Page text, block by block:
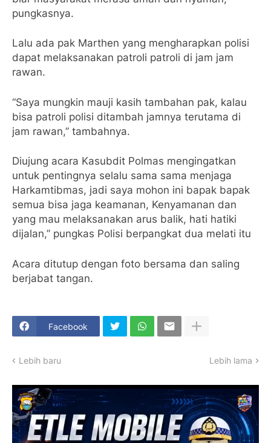
pungkasnya.
Lalu ada pak Marthen yang mengharapkan polisi
dapat melaksanakan patroli patroli di jam jam
rawan.
“Saya mungkin mauji kasih tambahan pak, kalau
bisa patroli polisi ditambah jamnya terutama di
jam rawan,” tambahnya.
Diujung acara Kasubdit Polmas mengingatkan
untuk pentingnya selalu sama sama menjaga
Harkamtibmas, jadi saya mohon ini bapak bapak
semua bisa jaga keamanan, Kenyamanan dan
yang mau melaksanakan arus balik, hati hatiki
dijalan,” pungkas Polisi berpangkat dua melati itu
Acara ditutup dengan foto bersama dan saling
berjabat tangan.
Facebook
Lebih baru Lebih lama